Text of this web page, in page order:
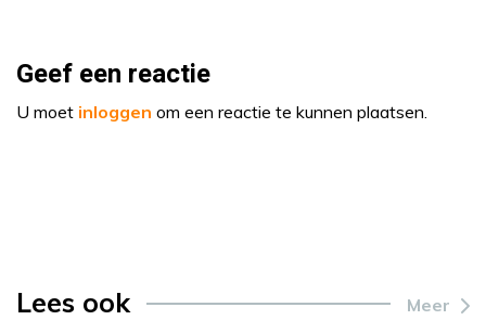
Geef een reactie
U moet inloggen om een reactie te kunnen plaatsen.
Lees ook Meer